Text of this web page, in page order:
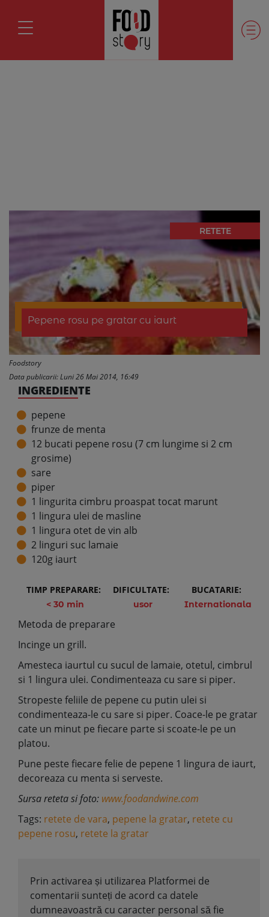
RETETE
Pepene rosu pe gratar cu iaurt
Foodstory
Data publicarii: Luni 26 Mai 2014, 16:49
TIMP PREPARARE:
< 30 min
DIFICULTATE:
usor
BUCATARIE:
Internationala
Metoda de preparare
Incinge un grill.
Amesteca iaurtul cu sucul de lamaie, otetul, cimbrul
si 1 lingura ulei. Condimenteaza cu sare si piper.
Stropeste feliile de pepene cu putin ulei si
condimenteaza-le cu sare si piper. Coace-le pe gratar
cate un minut pe fiecare parte si scoate-le pe un
platou.
Pune peste fiecare felie de pepene 1 lingura de iaurt,
decoreaza cu menta si serveste.
Sursa reteta si foto: www.foodandwine.com
Tags: retete de vara, pepene la gratar, retete cu
pepene rosu, retete la gratar
Prin activarea și utilizarea Platformei de
comentarii sunteți de acord ca datele
dumneavoastră cu caracter personal să fie
INGREDIENTE
pepene
frunze de menta
12 bucati pepene rosu (7 cm lungime si 2 cm
grosime)
sare
piper
1 lingurita cimbru proaspat tocat marunt
1 lingura ulei de masline
1 lingura otet de vin alb
2 linguri suc lamaie
120g iaurt